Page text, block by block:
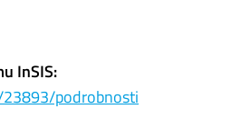
InSIS:
23893/podrobnosti